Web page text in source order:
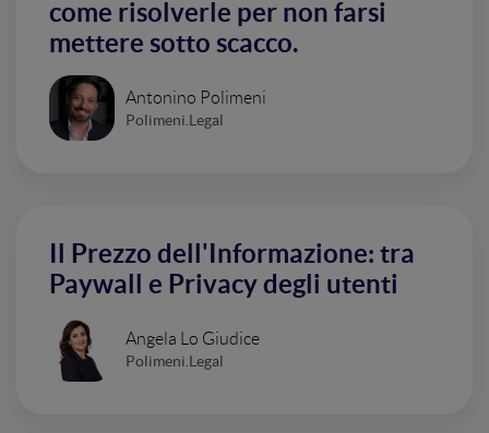
come risolverle per non farsi
mettere sotto scacco.
Antonino Polimeni
Polimeni.Legal
Il Prezzo dell'Informazione: tra
Paywall e Privacy degli utenti
Angela Lo Giudice
Polimeni.Legal